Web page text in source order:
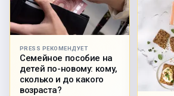
PRESS РЕКОМЕНДУЕТ
Семейное пособие на
детей по-новому: кому,
сколько и до какого
возраста?